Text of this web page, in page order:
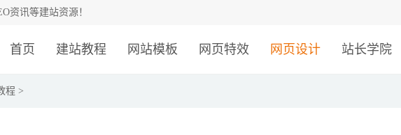
资讯等建站资源！
首页 建站教程 网站模板 网页特效 网页设计 站长学院
程 >